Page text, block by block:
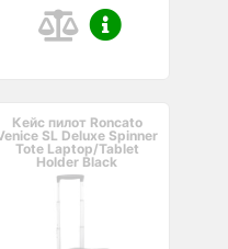
Кейс пилот Roncato
SL Deluxe Spinner
Tote Laptop/Tablet
Holder Black